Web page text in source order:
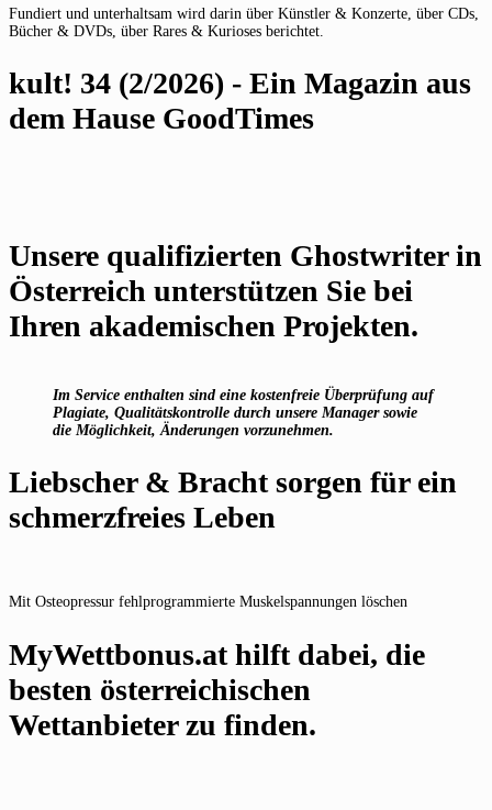
Fundiert und unterhaltsam wird darin über Künstler & Konzerte, über CDs,
Bücher & DVDs, über Rares & Kurioses berichtet.
kult! 34 (2/2026) - Ein Magazin aus
dem Hause GoodTimes
Unsere qualifizierten Ghostwriter in
Österreich unterstützen Sie bei
Ihren akademischen Projekten.
Im Service enthalten sind eine kostenfreie Überprüfung auf
Plagiate, Qualitätskontrolle durch unsere Manager sowie
die Möglichkeit, Änderungen vorzunehmen.
Liebscher & Bracht sorgen für ein
schmerzfreies Leben
Mit Osteopressur fehlprogrammierte Muskelspannungen löschen
MyWettbonus.at hilft dabei, die
besten österreichischen
Wettanbieter zu finden.